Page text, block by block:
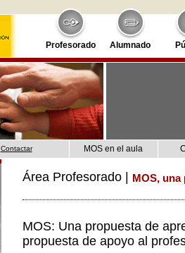
Profesorado Alumnado
Contactar MOS en el aula
Área Profesorado | MOS,
MOS: Una propuesta de
propuesta de apoyo al